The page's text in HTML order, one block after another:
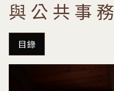
與公共事務
目錄